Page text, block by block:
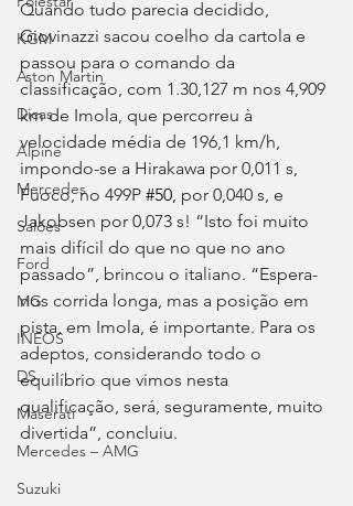
KGM
Aston Martin
Dicas
Alpine
Mercedes
Salões
Ford
MG
INEOS
DS
Maserati
Mercedes – AMG
Suzuki
Quando tudo parecia decidido,
Giovinazzi sacou coelho da cartola e
passou para o comando da
classificação, com 1.30,127 m nos 4,909
km de Imola, que percorreu à
velocidade média de 196,1 km/h,
impondo-se a Hirakawa por 0,011 s,
Fuoco, no 499P #50, por 0,040 s, e
Jakobsen por 0,073 s! “Isto foi muito
mais difícil do que no que no ano
passado”, brincou o italiano. “Espera-
nos corrida longa, mas a posição em
pista, em Imola, é importante. Para os
adeptos, considerando todo o
equilíbrio que vimos nesta
qualificação, será, seguramente, muito
divertida”, concluiu.